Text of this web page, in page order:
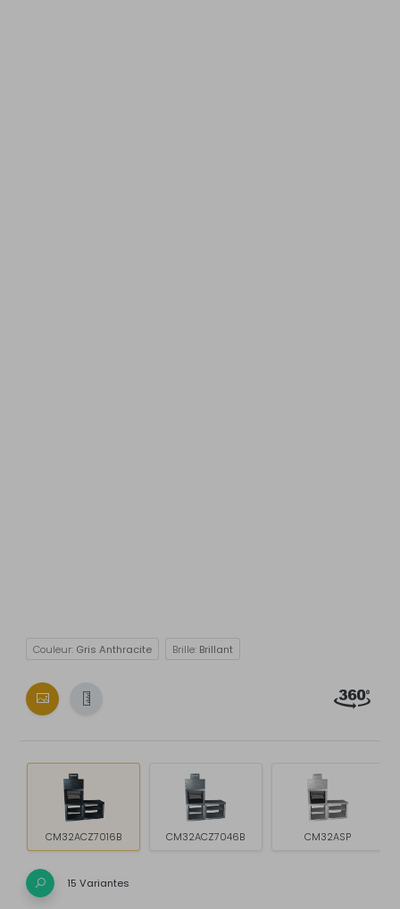
Couleur: Gris Anthracite Brille: Brillant
CM32ACZ7016B CM32ACZ7046B CM32ASP
15 Variantes